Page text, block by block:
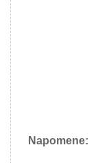
Napomene: